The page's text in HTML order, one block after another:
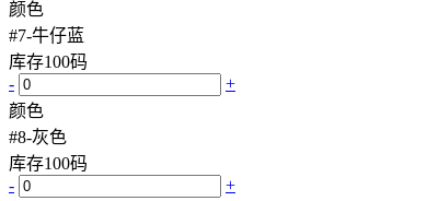
颜色
#7-牛仔蓝
库存100码
-
+
颜色
#8-灰色
库存100码
-
+